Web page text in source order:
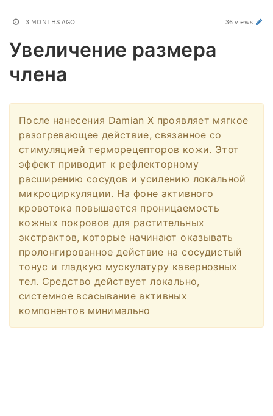
3 MONTHS AGO 36 views
Увеличение размера
члена
После нанесения Damian X проявляет мягкое
разогревающее действие, связанное со
стимуляцией терморецепторов кожи. Этот
эффект приводит к рефлекторному
расширению сосудов и усилению локальной
микроциркуляции. На фоне активного
кровотока повышается проницаемость
кожных покровов для растительных
экстрактов, которые начинают оказывать
пролонгированное действие на сосудистый
тонус и гладкую мускулатуру кавернозных
тел. Средство действует локально,
системное всасывание активных
компонентов минимально